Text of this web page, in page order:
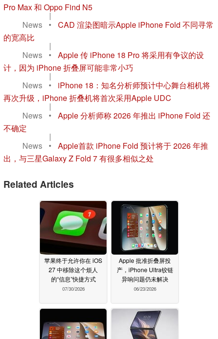
Pro Max 和 Oppo Find N5
|
News
•
CAD 渲染图暗示Apple iPhone Fold 不同寻常
的宽高比
|
News
•
Apple 传 iPhone 18 Pro 将采用有争议的设
计，因为 iPhone 折叠屏可能非常小巧
|
News
•
iPhone 18：知名分析师预计中心舞台相机将
再次升级，iPhone 折叠机将首次采用Apple UDC
|
News
•
Apple 分析师称 2026 年推出 iPhone Fold 还
不确定
|
News
•
Apple首款 iPhone Fold 预计将于 2026 年推
出，与三星Galaxy Z Fold 7 有很多相似之处
Related Articles
苹果终于允许你在 iOS
27 中移除这个烦人
的“信息”快捷方式
07/30/2026
Apple 批准折叠屏投
产，iPhone Ultra铰链
异响问题仍未解决
06/23/2026